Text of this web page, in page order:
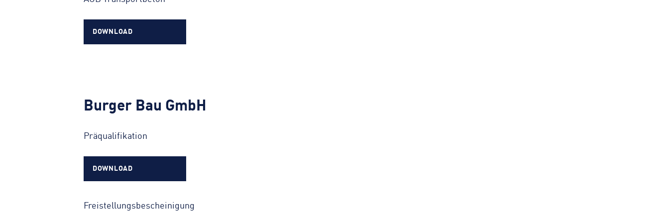
DOWNLOAD
Burger Bau GmbH
Präqualifikation
DOWNLOAD
Freistellungsbescheinigung